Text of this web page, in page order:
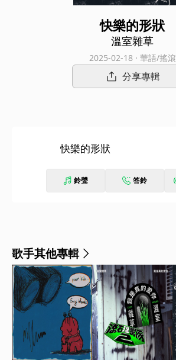
快樂的形狀
溫室雜草
2025-02-18 · 華語/搖滾
分享專輯
快樂的形狀
鈴聲 答鈴
歌手其他專輯